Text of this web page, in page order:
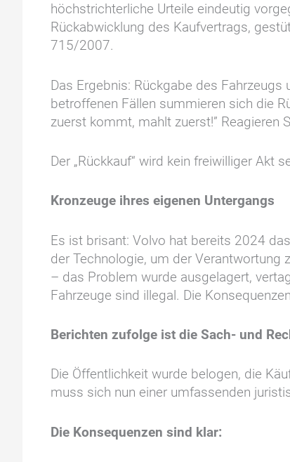
höchstrichterliche Urteile eindeutig
Rückabwicklung des Kaufvertrags,
715/2007.
Das Ergebnis: Rückgabe des
betroffenen Fällen summieren sich die
zuerst kommt, mahlt zuerst!” Reagieren
Der „Rückkauf“ wird kein freiwilliger Akt
Kronzeuge ihres eigenen Untergangs
Es ist brisant: Volvo hat bereits 2024
der Technologie, um der Verantwortung
– das Problem wurde ausgelagert,
Fahrzeuge sind illegal. Die
Berichten zufolge ist die Sach- und
Die Öffentlichkeit wurde belogen, die
muss sich nun einer umfassenden
Die Konsequenzen sind klar: